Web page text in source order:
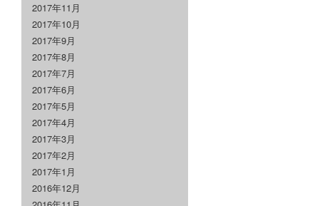
2017年11月
2017年10月
2017年9月
2017年8月
2017年7月
2017年6月
2017年5月
2017年4月
2017年3月
2017年2月
2017年1月
2016年12月